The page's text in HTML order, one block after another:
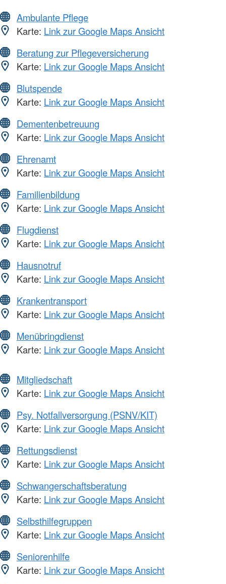
Ambulante Pflege
Karte: Link zur Google Maps Ansicht
Beratung zur Pflegeversicherung
Karte: Link zur Google Maps Ansicht
Blutspende
Karte: Link zur Google Maps Ansicht
Dementenbetreuung
Karte: Link zur Google Maps Ansicht
Ehrenamt
Karte: Link zur Google Maps Ansicht
Familienbildung
Karte: Link zur Google Maps Ansicht
Flugdienst
Karte: Link zur Google Maps Ansicht
Hausnotruf
Karte: Link zur Google Maps Ansicht
Krankentransport
Karte: Link zur Google Maps Ansicht
Menübringdienst
Karte: Link zur Google Maps Ansicht
Mitgliedschaft
Karte: Link zur Google Maps Ansicht
Psy. Notfallversorgung (PSNV/KIT)
Karte: Link zur Google Maps Ansicht
Rettungsdienst
Karte: Link zur Google Maps Ansicht
Schwangerschaftsberatung
Karte: Link zur Google Maps Ansicht
Selbsthilfegruppen
Karte: Link zur Google Maps Ansicht
Seniorenhilfe
Karte: Link zur Google Maps Ansicht